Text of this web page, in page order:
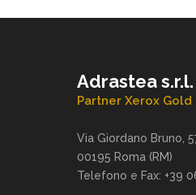
Adrastea s.r.l.
Partner Xerox Gold
Via Giordano Bruno,
00195 Roma (RM)
Telefono e Fax: +39